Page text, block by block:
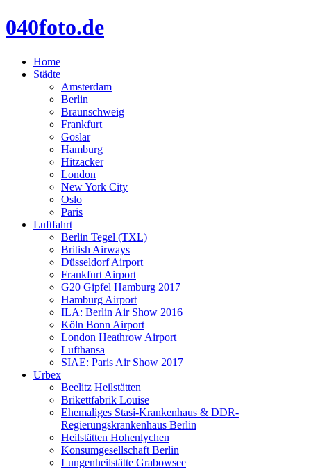
040foto.de
Home
Städte
Amsterdam
Berlin
Braunschweig
Frankfurt
Goslar
Hamburg
Hitzacker
London
New York City
Oslo
Paris
Luftfahrt
Berlin Tegel (TXL)
British Airways
Düsseldorf Airport
Frankfurt Airport
G20 Gipfel Hamburg 2017
Hamburg Airport
ILA: Berlin Air Show 2016
Köln Bonn Airport
London Heathrow Airport
Lufthansa
SIAE: Paris Air Show 2017
Urbex
Beelitz Heilstätten
Brikettfabrik Louise
Ehemaliges Stasi-Krankenhaus & DDR-
Regierungskrankenhaus Berlin
Heilstätten Hohenlychen
Konsumgesellschaft Berlin
Lungenheilstätte Grabowsee